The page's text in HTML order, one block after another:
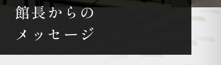
館長からの
メッセージ